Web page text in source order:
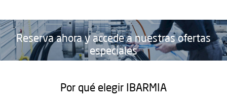
Reserva ahora y accede a nuestras ofertas
especiales
Por qué elegir IBARMIA